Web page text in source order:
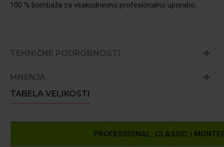
100 % bombaža za vsakodnevno profesionalno uporabo.
TEHNIČNE PODROBNOSTI
MNENJA
TABELA VELIKOSTI
PROFESSIONAL, CLASSIC i